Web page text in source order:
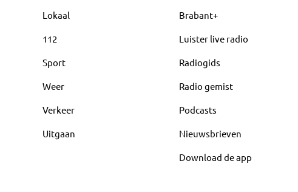
Lokaal
112
Sport
Weer
Verkeer
Uitgaan
Brabant+
Luister live radio
Radiogids
Radio gemist
Podcasts
Nieuwsbrieven
Download de app